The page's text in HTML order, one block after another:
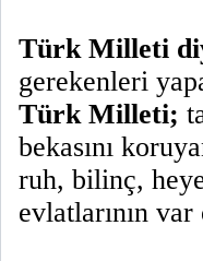
Türk Milleti
gerekenleri
Türk Milleti;
bekasını
ruh, bilinç,
evlatlarının